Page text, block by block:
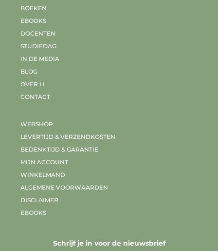
BOEKEN
EBOOKS
DOCENTEN
STUDIEDAG
IN DE MEDIA
BLOG
OVER LI
CONTACT
WEBSHOP
LEVERTIJD & VERZENDKOSTEN
BEDENKTIJD & GARANTIE
MIJN ACCOUNT
WINKELMAND
ALGEMENE VOORWAARDEN
DISCLAIMER
EBOOKS
Schrijf je in voor de nieuwsbrief